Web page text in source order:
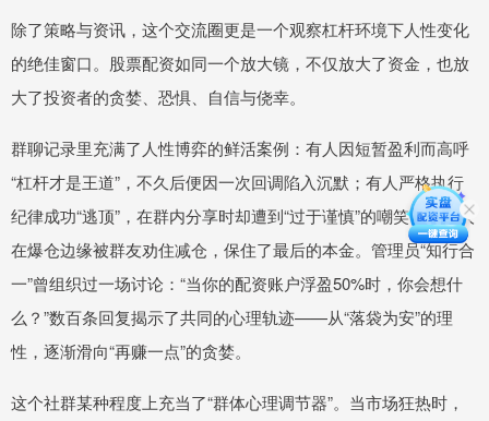
除了策略与资讯，这个交流圈更是一个观察杠杆环境下人性变化
的绝佳窗口。股票配资如同一个放大镜，不仅放大了资金，也放
大了投资者的贪婪、恐惧、自信与侥幸。
群聊记录里充满了人性博弈的鲜活案例：有人因短暂盈利而高呼
“杠杆才是王道”，不久后便因一次回调陷入沉默；有人严格执行
纪律成功“逃顶”，在群内分享时却遭到“过于谨慎”的嘲笑；还有人
在爆仓边缘被群友劝住减仓，保住了最后的本金。管理员“知行合
一”曾组织过一场讨论：“当你的配资账户浮盈50%时，你会想什
么？”数百条回复揭示了共同的心理轨迹——从“落袋为安”的理
性，逐渐滑向“再赚一点”的贪婪。
这个社群某种程度上充当了“群体心理调节器”。当市场狂热时，